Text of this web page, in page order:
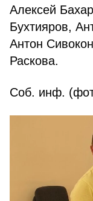
Алексей
Бухтияров,
Антон
Раскова.
Соб. инф.